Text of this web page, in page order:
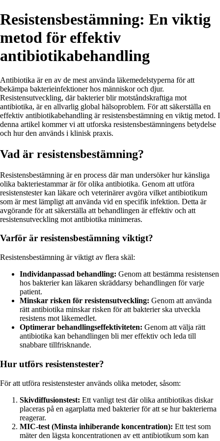
Resistensbestämning: En viktig
metod för effektiv
antibiotikabehandling
Antibiotika är en av de mest använda läkemedelstyperna för att
bekämpa bakterieinfektioner hos människor och djur.
Resistensutveckling, där bakterier blir motståndskraftiga mot
antibiotika, är en allvarlig global hälsoproblem. För att säkerställa en
effektiv antibiotikabehandling är resistensbestämning en viktig metod. I
denna artikel kommer vi att utforska resistensbestämningens betydelse
och hur den används i klinisk praxis.
Vad är resistensbestämning?
Resistensbestämning är en process där man undersöker hur känsliga
olika bakteriestammar är för olika antibiotika. Genom att utföra
resistenstester kan läkare och veterinärer avgöra vilket antibiotikum
som är mest lämpligt att använda vid en specifik infektion. Detta är
avgörande för att säkerställa att behandlingen är effektiv och att
resistensutveckling mot antibiotika minimeras.
Varför är resistensbestämning viktigt?
Resistensbestämning är viktigt av flera skäl:
Individanpassad behandling: Genom att bestämma resistensen
hos bakterier kan läkaren skräddarsy behandlingen för varje
patient.
Minskar risken för resistensutveckling: Genom att använda
rätt antibiotika minskar risken för att bakterier ska utveckla
resistens mot läkemedlet.
Optimerar behandlingseffektiviteten: Genom att välja rätt
antibiotika kan behandlingen bli mer effektiv och leda till
snabbare tillfrisknande.
Hur utförs resistenstester?
För att utföra resistenstester används olika metoder, såsom:
Skivdiffusionstest: Ett vanligt test där olika antibiotikas diskar
placeras på en agarplatta med bakterier för att se hur bakterierna
reagerar.
MIC-test (Minsta inhiberande koncentration): Ett test som
mäter den lägsta koncentrationen av ett antibiotikum som kan